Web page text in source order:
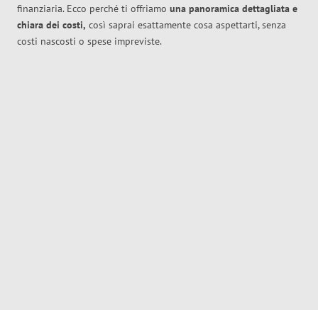
finanziaria. Ecco perché ti offriamo una panoramica dettagliata e
chiara dei costi, così saprai esattamente cosa aspettarti, senza
costi nascosti o spese impreviste.